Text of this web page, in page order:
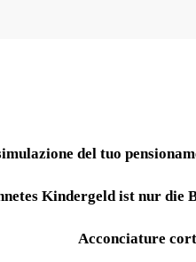
del tuo
Kindergeld ist nur die
Acconciature